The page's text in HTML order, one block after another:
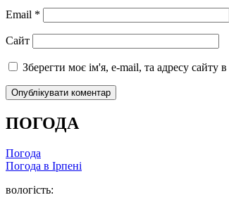
Email *
Сайт
Зберегти моє ім'я, e-mail, та адресу сайту
ПОГОДА
Погода
Погода в Ірпені
вологість: